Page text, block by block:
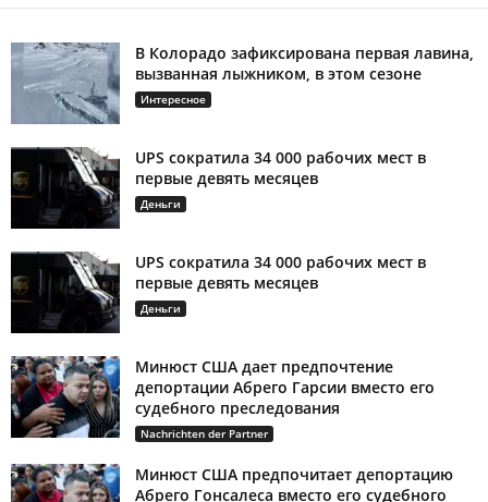
В Колорадо зафиксирована первая лавина,
вызванная лыжником, в этом сезоне
Интересное
UPS сократила 34 000 рабочих мест в
первые девять месяцев
Деньги
UPS сократила 34 000 рабочих мест в
первые девять месяцев
Деньги
Минюст США дает предпочтение
депортации Абрего Гарсии вместо его
судебного преследования
Nachrichten der Partner
Минюст США предпочитает депортацию
Абрего Гонсалеса вместо его судебного